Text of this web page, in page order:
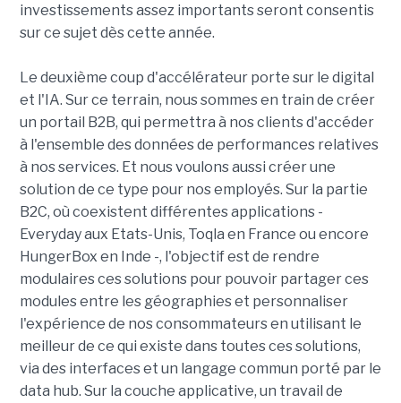
investissements assez importants seront consentis
sur ce sujet dès cette année.
Le deuxième coup d'accélérateur porte sur le digital
et l'IA. Sur ce terrain, nous sommes en train de créer
un portail B2B, qui permettra à nos clients d'accéder
à l'ensemble des données de performances relatives
à nos services. Et nous voulons aussi créer une
solution de ce type pour nos employés. Sur la partie
B2C, où coexistent différentes applications -
Everyday aux Etats-Unis, Toqla en France ou encore
HungerBox en Inde -, l'objectif est de rendre
modulaires ces solutions pour pouvoir partager ces
modules entre les géographies et personnaliser
l'expérience de nos consommateurs en utilisant le
meilleur de ce qui existe dans toutes ces solutions,
via des interfaces et un langage commun porté par le
data hub. Sur la couche applicative, un travail de